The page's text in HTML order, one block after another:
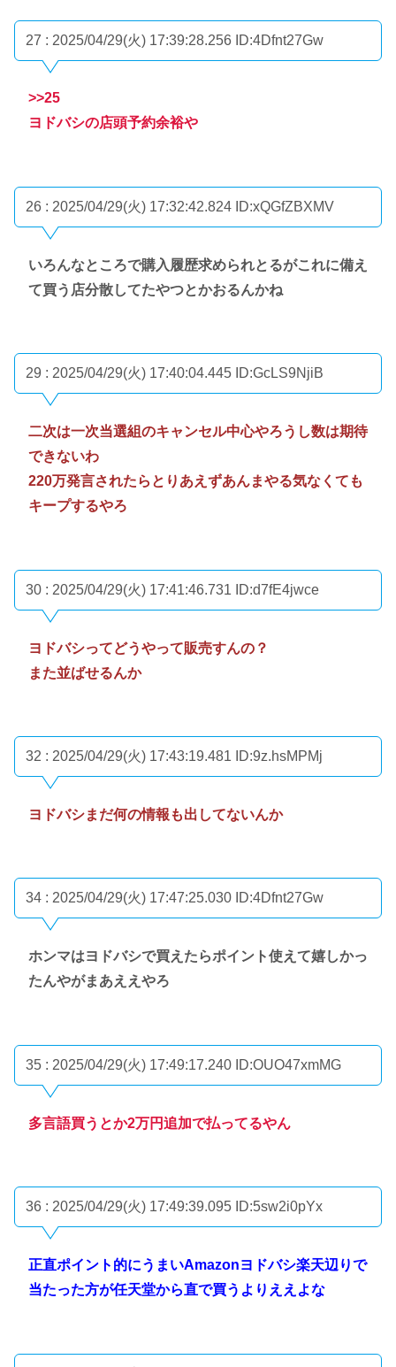
27 : 2025/04/29(火) 17:39:28.256 ID:4Dfnt27Gw
>>25
ヨドバシの店頭予約余裕や
26 : 2025/04/29(火) 17:32:42.824 ID:xQGfZBXMV
いろんなところで購入履歴求められとるがこれに備え
て買う店分散してたやつとかおるんかね
29 : 2025/04/29(火) 17:40:04.445 ID:GcLS9NjiB
二次は一次当選組のキャンセル中心やろうし数は期待
できないわ
220万発言されたらとりあえずあんまやる気なくても
キープするやろ
30 : 2025/04/29(火) 17:41:46.731 ID:d7fE4jwce
ヨドバシってどうやって販売すんの？
また並ばせるんか
32 : 2025/04/29(火) 17:43:19.481 ID:9z.hsMPMj
ヨドバシまだ何の情報も出してないんか
34 : 2025/04/29(火) 17:47:25.030 ID:4Dfnt27Gw
ホンマはヨドバシで買えたらポイント使えて嬉しかっ
たんやがまあええやろ
35 : 2025/04/29(火) 17:49:17.240 ID:OUO47xmMG
多言語買うとか2万円追加で払ってるやん
36 : 2025/04/29(火) 17:49:39.095 ID:5sw2i0pYx
正直ポイント的にうまいAmazonヨドバシ楽天辺りで
当たった方が任天堂から直で買うよりええよな